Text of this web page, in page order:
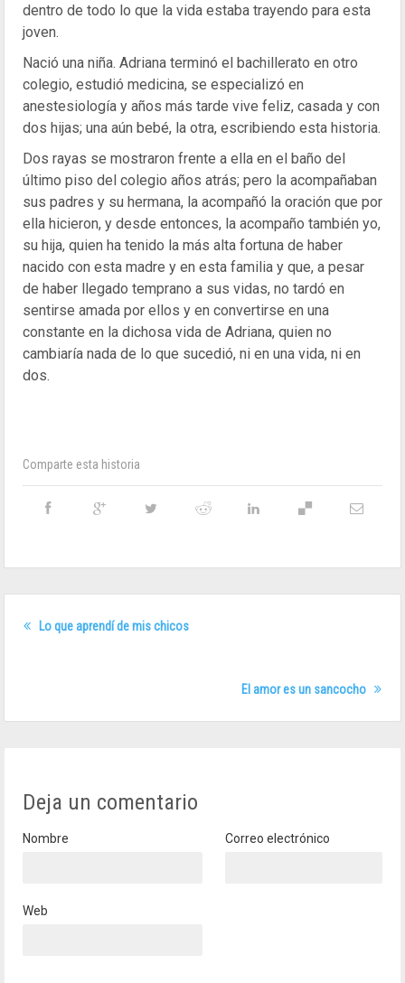
dentro de todo lo que la vida estaba trayendo para esta
joven.
Nació una niña. Adriana terminó el bachillerato en otro
colegio, estudió medicina, se especializó en
anestesiología y años más tarde vive feliz, casada y con
dos hijas; una aún bebé, la otra, escribiendo esta historia.
Dos rayas se mostraron frente a ella en el baño del
último piso del colegio años atrás; pero la acompañaban
sus padres y su hermana, la acompañó la oración que por
ella hicieron, y desde entonces, la acompaño también yo,
su hija, quien ha tenido la más alta fortuna de haber
nacido con esta madre y en esta familia y que, a pesar
de haber llegado temprano a sus vidas, no tardó en
sentirse amada por ellos y en convertirse en una
constante en la dichosa vida de Adriana, quien no
cambiaría nada de lo que sucedió, ni en una vida, ni en
dos.
Comparte esta historia
Lo que aprendí de mis chicos
El amor es un sancocho
Deja un comentario
Nombre Correo electrónico
Web